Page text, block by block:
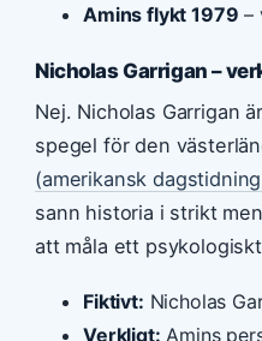
Amins flykt 1979 –
Nicholas Garrigan –
Nej. Nicholas Garrigan
spegel för den
(amerikansk
sann historia i strikt
att måla ett
Fiktivt: Nicholas
Verkligt: Amins